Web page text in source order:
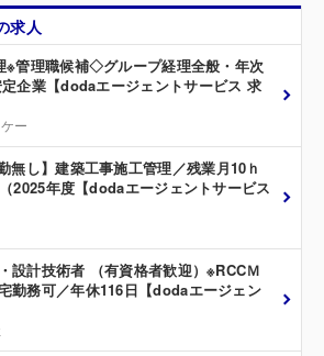
求人
※管理職候補◇グループ経理全般・年次
企業【dodaエージェントサービス 求
ー
無し】建築工事施工管理／残業月10ｈ
2025年度【dodaエージェントサービス
設計技術者 （有資格者歓迎）※RCCＭ
勤務可／年休116日【dodaエージェン